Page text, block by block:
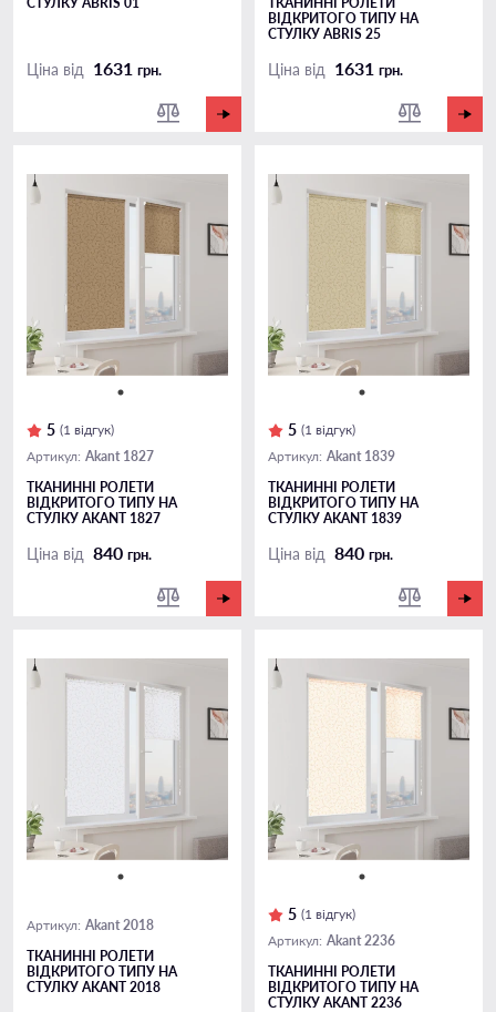
Ціна від 1631 грн.
ВІДКРИТОГО ТИПУ НА
СТУЛКУ ABRIS 25
Ціна від 1631 грн.
5 (1 відгук)
Артикул: Akant 1827
ТКАНИННІ РОЛЕТИ
ВІДКРИТОГО ТИПУ НА
СТУЛКУ AKANT 1827
Ціна від 840 грн.
5 (1 відгук)
Артикул: Akant 1839
ТКАНИННІ РОЛЕТИ
ВІДКРИТОГО ТИПУ НА
СТУЛКУ AKANT 1839
Ціна від 840 грн.
Артикул: Akant 2018
ТКАНИННІ РОЛЕТИ
ВІДКРИТОГО ТИПУ НА
СТУЛКУ AKANT 2018
5 (1 відгук)
Артикул: Akant 2236
ТКАНИННІ РОЛЕТИ
ВІДКРИТОГО ТИПУ НА
СТУЛКУ AKANT 2236